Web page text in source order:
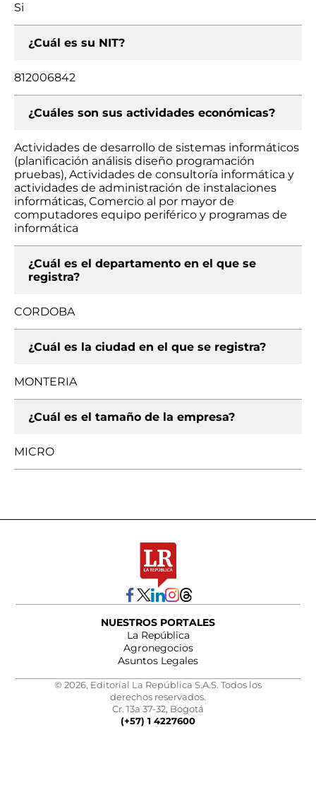
Si
¿Cuál es su NIT?
812006842
¿Cuáles son sus actividades económicas?
Actividades de desarrollo de sistemas informáticos
(planificación análisis diseño programación
pruebas), Actividades de consultoría informática y
actividades de administración de instalaciones
informáticas, Comercio al por mayor de
computadores equipo periférico y programas de
informática
¿Cuál es el departamento en el que se
registra?
CORDOBA
¿Cuál es la ciudad en el que se registra?
MONTERIA
¿Cuál es el tamaño de la empresa?
MICRO
NUESTROS PORTALES
La República
Agronegocios
Asuntos Legales
© 2026, Editorial La República S.A.S. Todos los
derechos reservados.
Cr. 13a 37-32, Bogotá
(+57) 1 4227600